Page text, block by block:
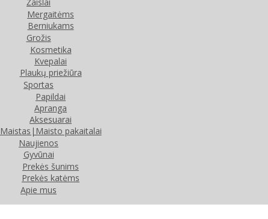
Mergaitėms
Berniukams
Grožis
Kosmetika
Kvepalai
Plaukų priežiūra
Sportas
Papildai
Apranga
Aksesuarai
Maistas|Maisto pakaitalai
Naujienos
Gyvūnai
Prekės šunims
Prekės katėms
Apie mus